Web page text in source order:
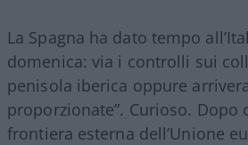
La Spagna ha dato tempo
domenica: via i controlli sui
penisola iberica oppure
proporzionate”. Curioso. Dopo
frontiera esterna dell’Unione